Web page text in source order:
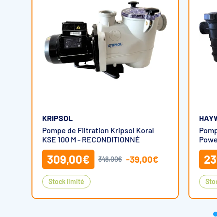
Pompe de Filtration Kripsol KSE
Courbes de laPompe de Filtration Kripsol KSE
KRIPSOL
Pompe de Filtration Kripsol Koral
KSE 100 M - RECONDITIONNÉ
309,00€ 348,00€ -39,00€
Stock limité
m3/h